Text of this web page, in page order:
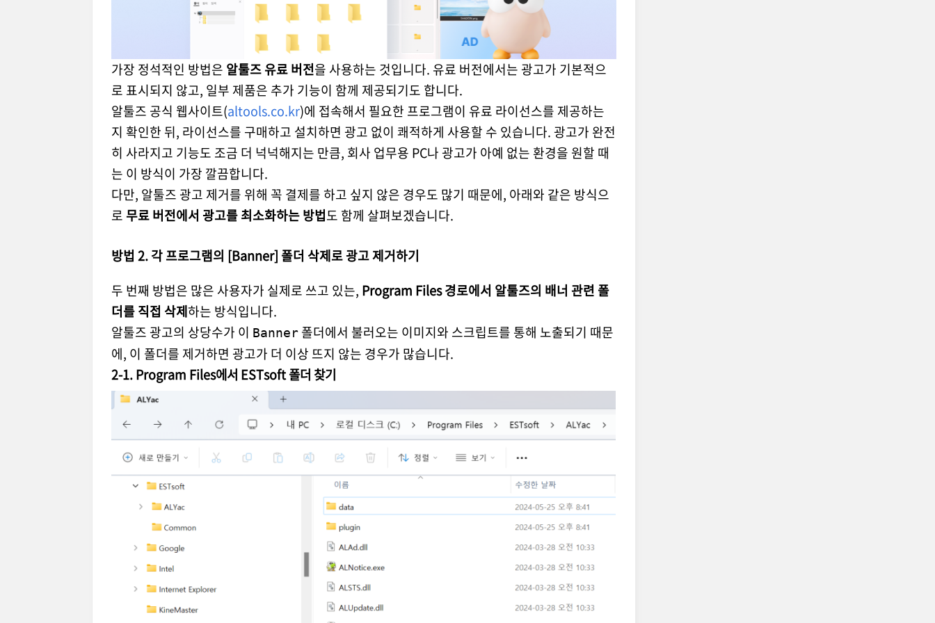
가장 정석적인 방법은 알툴즈 유료 버전을 사용하는 것입니다. 유료 버전에서는 광고가 기본적으
로 표시되지 않고, 일부 제품은 추가 기능이 함께 제공되기도 합니다.
알툴즈 공식 웹사이트(altools.co.kr)에 접속해서 필요한 프로그램이 유료 라이선스를 제공하는
지 확인한 뒤, 라이선스를 구매하고 설치하면 광고 없이 쾌적하게 사용할 수 있습니다. 광고가 완전
히 사라지고 기능도 조금 더 넉넉해지는 만큼, 회사 업무용 PC나 광고가 아예 없는 환경을 원할 때
는 이 방식이 가장 깔끔합니다.
다만, 알툴즈 광고 제거를 위해 꼭 결제를 하고 싶지 않은 경우도 많기 때문에, 아래와 같은 방식으
로 무료 버전에서 광고를 최소화하는 방법도 함께 살펴보겠습니다.
방법 2. 각 프로그램의 [Banner] 폴더 삭제로 광고 제거하기
두 번째 방법은 많은 사용자가 실제로 쓰고 있는, Program Files 경로에서 알툴즈의 배너 관련 폴
더를 직접 삭제하는 방식입니다.
알툴즈 광고의 상당수가 이 Banner 폴더에서 불러오는 이미지와 스크립트를 통해 노출되기 때문
에, 이 폴더를 제거하면 광고가 더 이상 뜨지 않는 경우가 많습니다.
2-1. Program Files에서 ESTsoft 폴더 찾기